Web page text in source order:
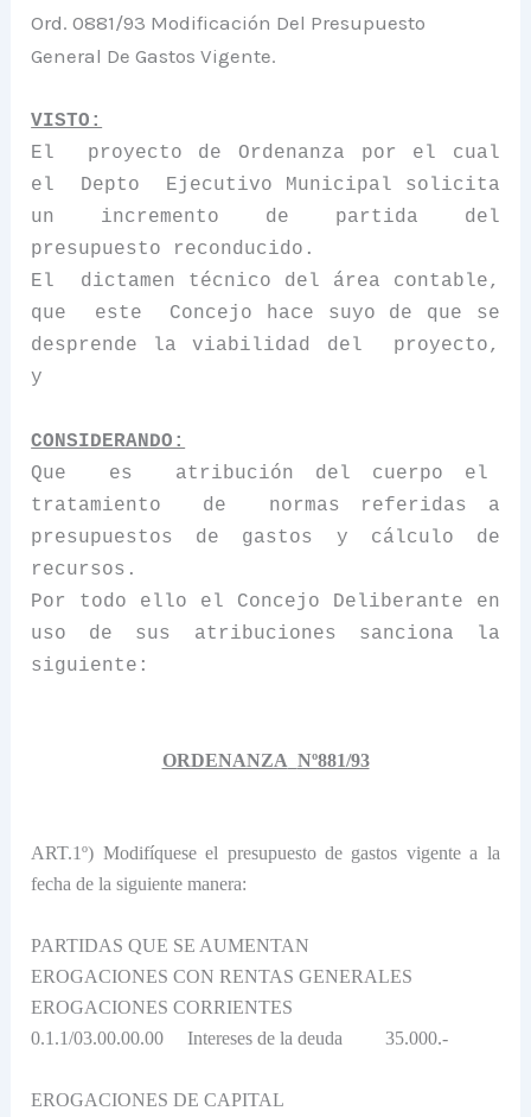
Ord. 0881/93 Modificación Del Presupuesto
General De Gastos Vigente.
VISTO:
El
proyecto de Ordenanza por el cual
el
Depto
Ejecutivo Municipal solicita
un incremento de partida del
presupuesto reconducido.
El
dictamen técnico del área contable,
que
este
Concejo hace suyo de que se
desprende la viabilidad del
proyecto,
y
CONSIDERANDO:
Que
es
atribución del cuerpo el
tratamiento
de
normas referidas a
presupuestos de gastos y cálculo de
recursos.
Por todo ello el Concejo Deliberante en
uso de sus atribuciones sanciona la
siguiente:
ORDENANZA Nº881/93
ART.1º) Modifíquese el presupuesto de gastos vigente a la
fecha de la siguiente manera:
PARTIDAS QUE SE AUMENTAN
EROGACIONES CON RENTAS GENERALES
EROGACIONES CORRIENTES
0.1.1/03.00.00.00
Intereses de la deuda 35.000.-
EROGACIONES DE CAPITAL